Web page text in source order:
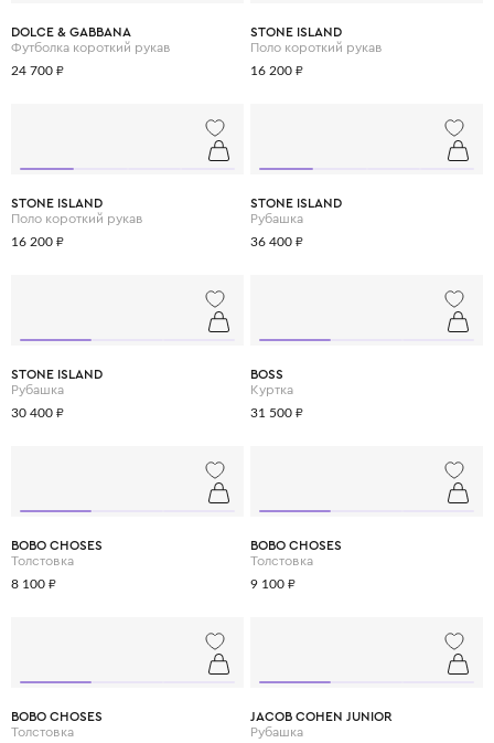
DOLCE & GABBANA
Футболка короткий рукав
24 700 ₽
STONE ISLAND
Поло короткий рукав
16 200 ₽
STONE ISLAND
Поло короткий рукав
16 200 ₽
STONE ISLAND
Рубашка
36 400 ₽
STONE ISLAND
Рубашка
30 400 ₽
BOSS
Куртка
31 500 ₽
BOBO CHOSES
Толстовка
8 100 ₽
BOBO CHOSES
Толстовка
9 100 ₽
BOBO CHOSES
Толстовка
JACOB COHEN JUNIOR
Рубашка